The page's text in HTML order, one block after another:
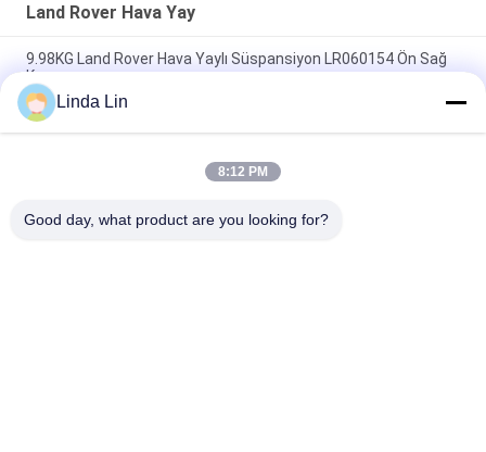
Land Rover Hava Yay
9.98KG Land Rover Hava Yaylı Süspansiyon LR060154 Ön Sağ
Konum
2013 Land Rover Hava Yaylı Ön Sol LR060155 / Hava
Süspansiyon Parçaları
Nesil II 4.0 ve 4.6 P38a Land Rover Hava Yaylı Kauçuk Körükler
Linda Lin
8:12 PM
Good day, what product are you looking for?